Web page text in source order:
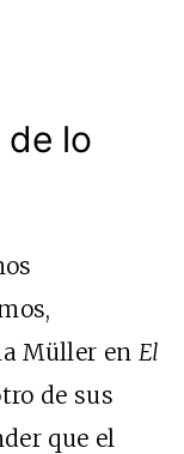
de lo
Müller en El
de sus
que el